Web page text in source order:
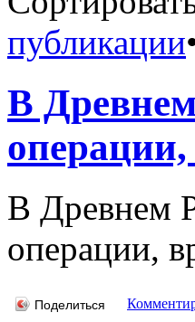
публикации
В
В Древнем
операции,
Поделиться